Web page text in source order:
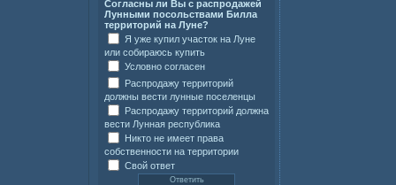
Согласны ли Вы с распродажей
Лунными посольствами Билла
территорий на Луне?
Я уже купил участок на Луне
или собираюсь купить
Условно согласен
Распродажу территорий
должны вести лунные поселенцы
Распродажу территорий должна
вести Лунная республика
Никто не имеет права
собственности на территории
Свой ответ